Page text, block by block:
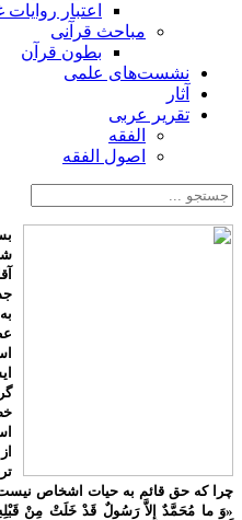
اعتبار
مباحث قرآنی
بطون قرآن
نشست‌های علمی
آثار
تقریر عربی
الفقه
اصول الفقه
چرا که حق قائم به حیات اشخاص نیست
«وَ ما مُحَمَّدٌ إِلاَّ رَسُولٌ قَدْ خَلَتْ مِنْ